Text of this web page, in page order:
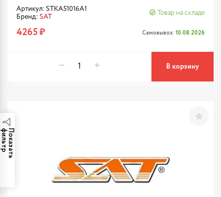
П
о
к
а
з
а
т
ь
ф
и
л
ь
т
Артикул: STKA51016A1
Бренд: SAT
Товар на складе
4265 ₽ Самовывоз: 10.08.2026
В корзину